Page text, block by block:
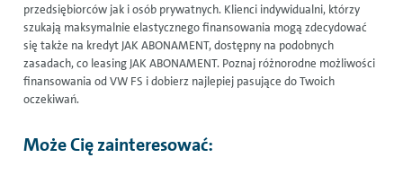
przedsiębiorców jak i osób prywatnych. Klienci indywidualni, którzy
szukają maksymalnie elastycznego finansowania mogą zdecydować
się także na kredyt JAK ABONAMENT, dostępny na podobnych
zasadach, co leasing JAK ABONAMENT. Poznaj różnorodne możliwości
finansowania od VW FS i dobierz najlepiej pasujące do Twoich
oczekiwań.
Może Cię zainteresować: